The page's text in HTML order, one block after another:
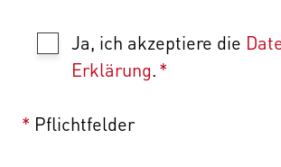
Ja, ich akzeptiere die
Erklärung.*
* Pflichtfelder